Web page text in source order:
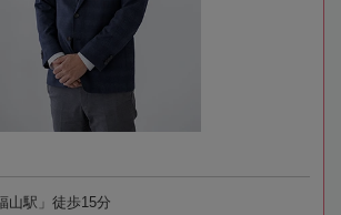
山駅」徒歩15分